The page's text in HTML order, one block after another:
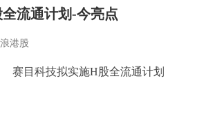
流通计划-今亮点
港股
赛目科技拟实施H股全流通计划